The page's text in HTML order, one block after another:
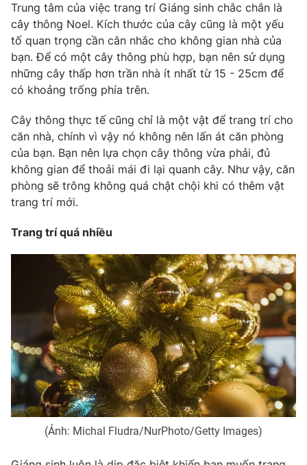
VTV Money VTV Thể thao
VTV Sức khoẻ Bất động sản
Thị trường 24h
VTV4 Vươn mình bằng AI
VTV9 VTV8
THỜI BÁO VTV
Theo dõi báo trên
Cơ quan chủ quản:Đài Truyền hình Việt Nam
Cơ quan báo chí:Thời báo VTV
Giấy phép hoạt động báo in và báo điện tử số 483/GP-BTTTT
Trung tâm của việc trang trí Giáng sinh chắc chắn là
cây thông Noel. Kích thước của cây cũng là một yếu
tố quan trọng cần cân nhắc cho không gian nhà của
bạn. Để có một cây thông phù hợp, bạn nên sử dụng
những cây thấp hơn trần nhà ít nhất từ 15 - 25cm để
có khoảng trống phía trên.
Cây thông thực tế cũng chỉ là một vật để trang trí cho
căn nhà, chính vì vậy nó không nên lấn át căn phòng
của bạn. Bạn nên lựa chọn cây thông vừa phải, đủ
không gian để thoải mái đi lại quanh cây. Như vậy, căn
phòng sẽ trông không quá chật chội khi có thêm vật
trang trí mới.
Trang trí quá nhiều
(Ảnh: Michal Fludra/NurPhoto/Getty Images)